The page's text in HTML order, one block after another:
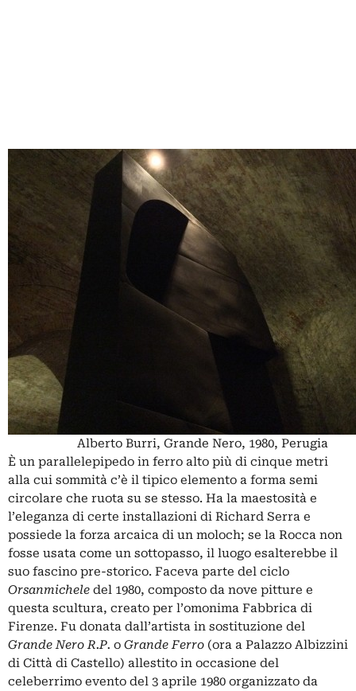
Alberto Burri, Grande Nero, 1980, Perugia
È un parallelepipedo in ferro alto più di cinque metri
alla cui sommità c’è il tipico elemento a forma semi
circolare che ruota su se stesso. Ha la maestosità e
l’eleganza di certe installazioni di Richard Serra e
possiede la forza arcaica di un moloch; se la Rocca non
fosse usata come un sottopasso, il luogo esalterebbe il
suo fascino pre-storico. Faceva parte del ciclo
Orsanmichele del 1980, composto da nove pitture e
questa scultura, creato per l’omonima Fabbrica di
Firenze. Fu donata dall’artista in sostituzione del
Grande Nero R.P. o Grande Ferro (ora a Palazzo Albizzini
di Città di Castello) allestito in occasione del
celeberrimo evento del 3 aprile 1980 organizzato da